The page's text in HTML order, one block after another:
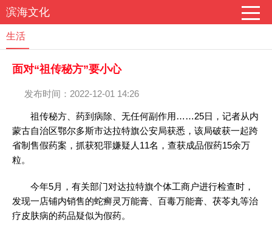
滨海文化
生活
面对“祖传秘方”要小心
发布时间：2022-12-01 14:26
祖传秘方、药到病除、无任何副作用……25日，记者从内
蒙古自治区鄂尔多斯市达拉特旗公安局获悉，该局破获一起跨
省制售假药案，抓获犯罪嫌疑人11名，查获成品假药15余万
粒。
今年5月，有关部门对达拉特旗个体工商户进行检查时，
发现一店铺内销售的蛇癣灵万能膏、百毒万能膏、茯苓丸等治
疗皮肤病的药品疑似为假药。